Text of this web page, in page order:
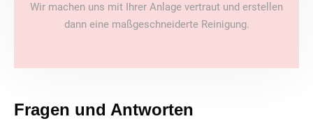
Wir machen uns mit Ihrer Anlage vertraut und erstellen
dann eine maßgeschneiderte Reinigung.
Fragen und Antworten